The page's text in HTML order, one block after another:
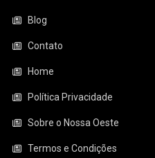
Blog
Contato
Home
Política Privacidade
Sobre o Nossa Oeste
Termos e Condições